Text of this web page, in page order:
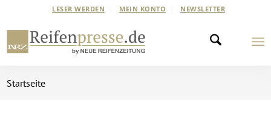
LESER WERDEN MEIN KONTO NEWSLETTER
Startseite